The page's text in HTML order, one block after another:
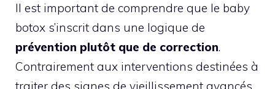
Il est important de comprendre que le baby
botox s’inscrit dans une logique de
prévention plutôt que de correction.
Contrairement aux interventions destinées à